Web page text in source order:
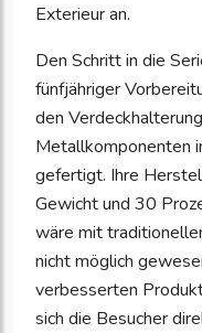
Exterieur an.
Den Schritt in die
fünfjähriger
den
Metallkomponenten
gefertigt. Ihre
Gewicht und 30
wäre mit
nicht möglich
verbesserten
sich die Besucher